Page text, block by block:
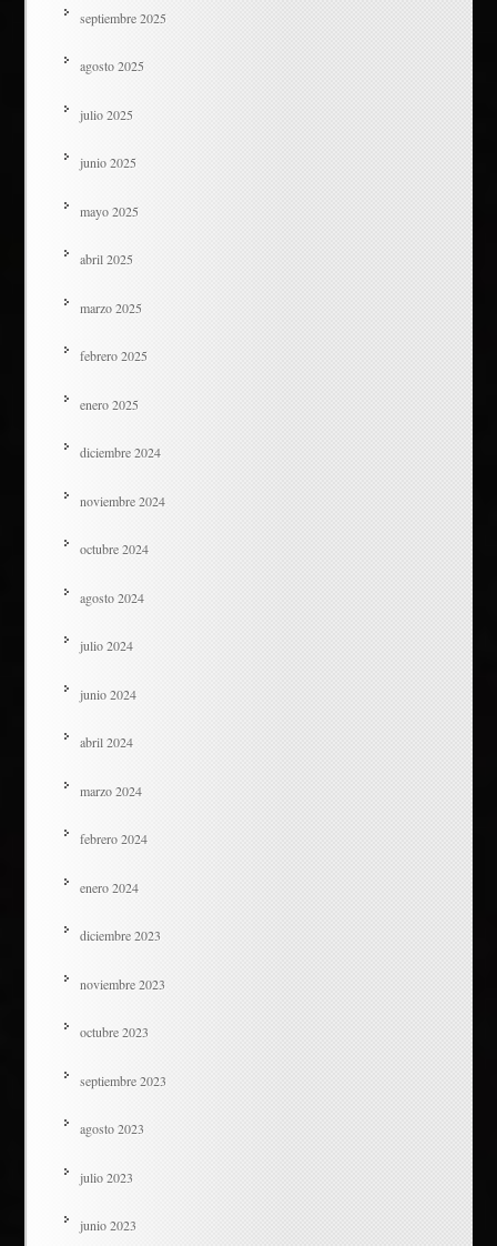
septiembre 2025
agosto 2025
julio 2025
junio 2025
mayo 2025
abril 2025
marzo 2025
febrero 2025
enero 2025
diciembre 2024
noviembre 2024
octubre 2024
agosto 2024
julio 2024
junio 2024
abril 2024
marzo 2024
febrero 2024
enero 2024
diciembre 2023
noviembre 2023
octubre 2023
septiembre 2023
agosto 2023
julio 2023
junio 2023